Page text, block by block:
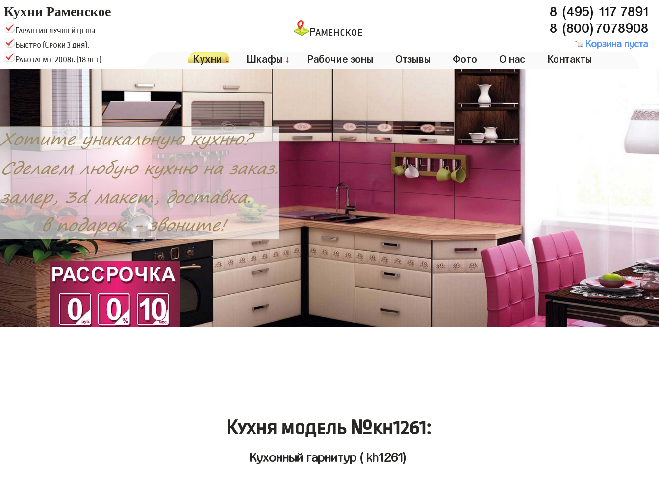
Кухни Раменское
Гарантия лучшей цены
Быстро (Сроки 3 дня).
Работаем с 2008г. (18 лет)
Раменское
8 (495) 117 7891
8 (800)7078908
Корзина пуста
Кухни↓ Шкафы ↓ Рабочие зоны Отзывы Фото О нас Контакты
Кухня модель №kh1261:
Кухонный гарнитур ( kh1261)